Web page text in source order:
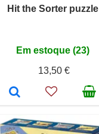
Hit the Sorter puzzle
Em estoque (23)
13,50 €